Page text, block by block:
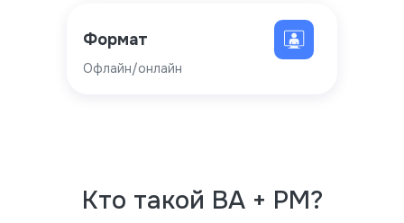
Формат
Офлайн/онлайн
Кто такой BA + PM?